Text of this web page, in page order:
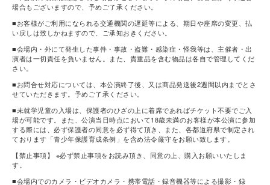
場合もございますので、予めご了承ください。
■お客様がご利用になられる交通機関の遅延等による、期日や座席の変更、払
い戻しは致しかねますので、ご承知おきください。
■会場内・外にて発生した事件・事故・盗難・感染症・怪我等は、主催者・出
演者は一切責任を負いません。また、貴重品を含む物品は各自で管理してくだ
さい。
■お問合せ対応については、本公演終了後、又は商品発送後2週間以内までとさ
せていただきます。予めご了承ください。
■未就学児童の入場は、保護者のひざの上に着席であればチケット不要でご入
場が可能です。また、公演当日時点において18歳未満のお客様が本公演に参加
する際には、必ず保護者の同意を必ず得て頂き、また、各都道府県で制定され
ております「青少年保護育成条例」を含め法令厳守をお願い致します。
【禁止事項】 ※必ず禁止事項をお読み頂き、同意の上、購入お願いいたしま
す。
■会場内でのカメラ・ビデオカメラ・携帯電話・録音機器等による撮影・録